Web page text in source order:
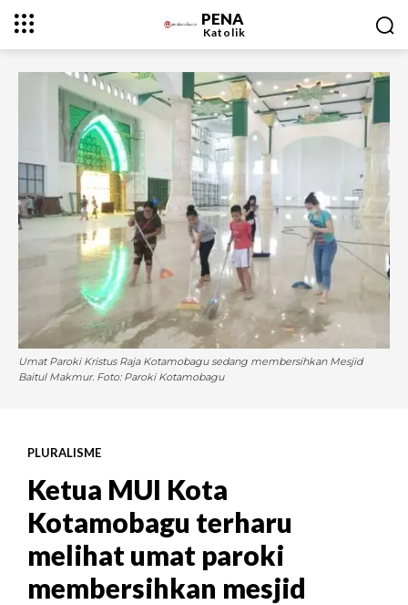
PENA
Katolik
Umat Paroki Kristus Raja Kotamobagu sedang membersihkan Mesjid
Baitul Makmur. Foto: Paroki Kotamobagu
PLURALISME
Ketua MUI Kota
Kotamobagu terharu
melihat umat paroki
membersihkan mesjid